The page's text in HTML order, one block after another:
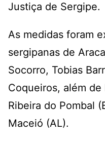
Justiça de Sergipe.
As medidas foram
sergipanas de
Socorro, Tobias
Coqueiros, além
Ribeira do Pombal
Maceió (AL).